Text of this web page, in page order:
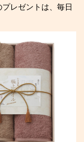
レゼントは、毎日